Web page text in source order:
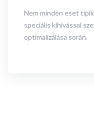
Nem minden eset
speciális kihívással
optimalizálása során.